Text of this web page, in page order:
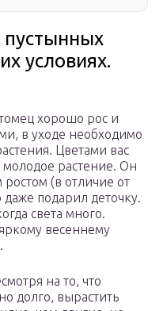
условиях.
хорошо рос и
в уходе необходимо
Цветами вас
молодое растение. Он
(в отличие от
подарил деточку.
света много.
весеннему
на то, что
долго, вырастить